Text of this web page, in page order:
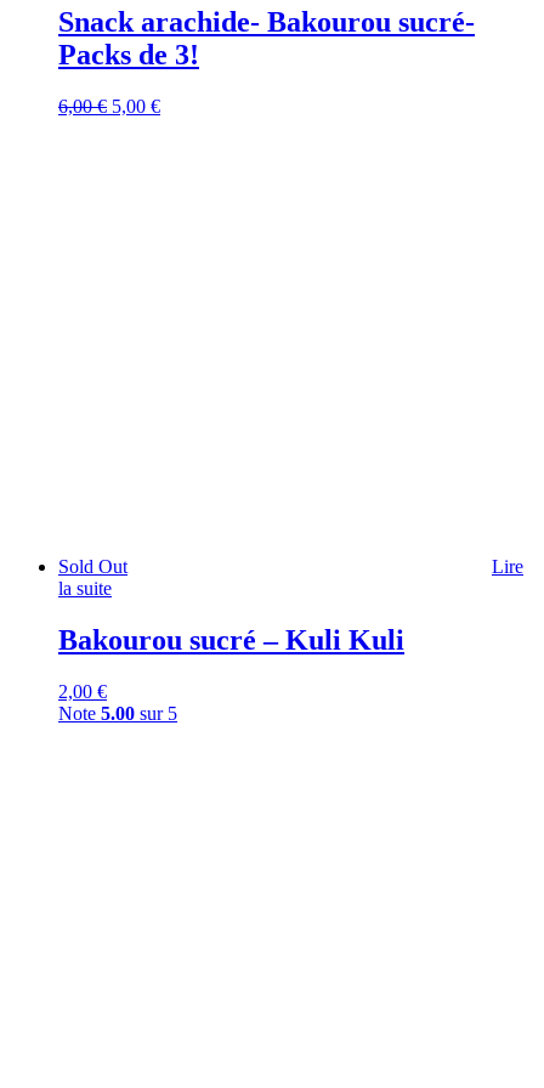
Snack arachide- Bakourou sucré-
Packs de 3!
6,00€ Le
5,00 €Le
Sold Out
Lire
la suite
Bakourou sucré – Kuli Kuli
2,00 €
Note 5.00 sur 5